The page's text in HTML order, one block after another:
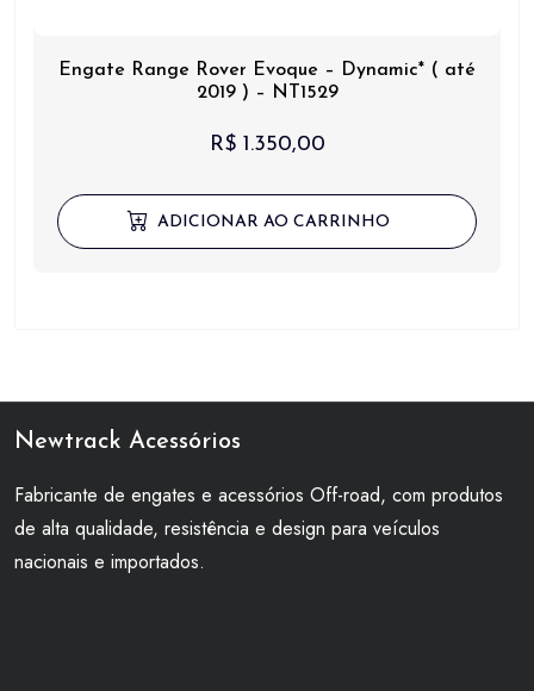
Engate Range Rover Evoque – Dynamic* ( até
2019 ) – NT1529
R$1.350,00
ADICIONAR AO CARRINHO
Newtrack Acessórios
Fabricante de engates e acessórios Off-road, com produtos
de alta qualidade, resistência e design para veículos
nacionais e importados.